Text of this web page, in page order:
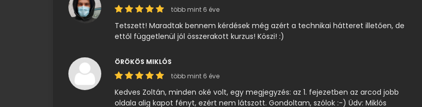
több mint 6 éve
Tetszett! Maradtak bennem kérdések még azért a technikai hátteret illetően, de
ettől függetlenül jól összerakott kurzus! Köszi! :)
ÖRÖKÖS MIKLÓS
több mint 6 éve
Kedves Zoltán, minden oké volt, egy megjegyzés: az 1. fejezetben az arcod jobb
oldala alig kapot fényt, ezért nem látszott. Gondoltam, szólok :-) Üdv: Miklós